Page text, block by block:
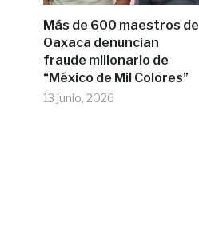
Más de 600 maestros de
Oaxaca denuncian
fraude millonario de
“México de Mil Colores”
13 junio, 2026